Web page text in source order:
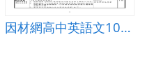
因材網高中英語文108版本十年級第8單元文化理解作